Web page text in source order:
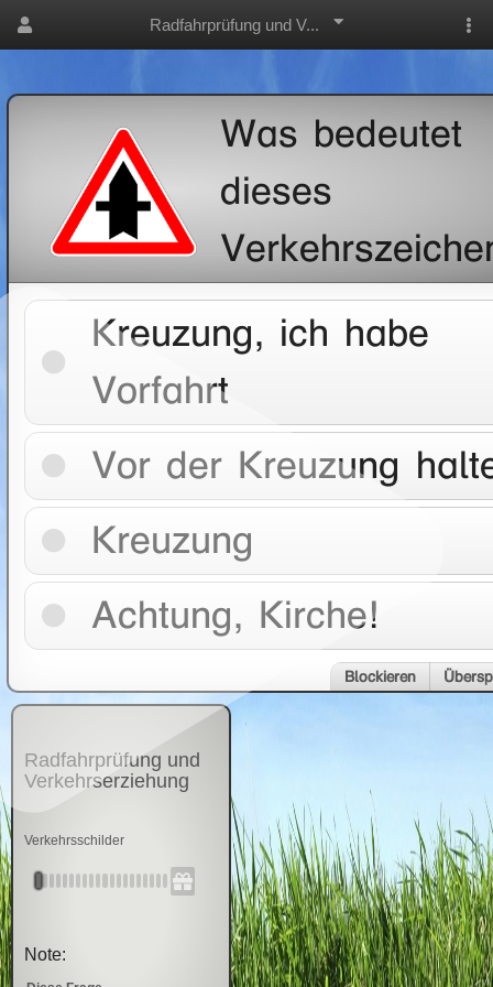
Radfahrprüfung und V...
Was bedeutet
dieses
Kreuzung, ich habe
Vorfahrt
Vor der Kreuzung
Kreuzung
Achtung, Kirche!
Blockieren
Radfahrprüfung und
Verkehrserziehung
Verkehrsschilder
Note: